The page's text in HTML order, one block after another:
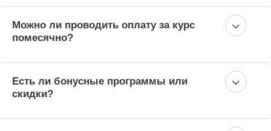
Можно ли проводить оплату за курс
помесячно?
Есть ли бонусные программы или
скидки?